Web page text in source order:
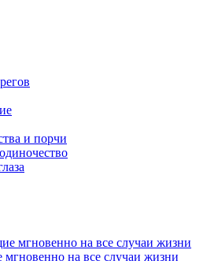
и порчи
на все случаи жизни